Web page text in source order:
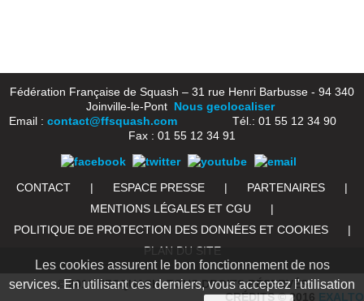
Fédération Française de Squash – 31 rue Henri Barbusse - 94 340
Joinville-le-Pont Nous geolocaliser
Email : contact@ffsquash.comTél.: 01 55 12 34 90
Fax : 01 55 12 34 91
CONTACT | ESPACE PRESSE | PARTENAIRES
|
MENTIONS LÉGALES ET CGU
|
POLITIQUE DE PROTECTION DES DONNÉES ET COOKIES
|
PLAN DU SITE
© 2016 FFSQUASH. TOUS DROITS RÉSERVÉS
CRÉDITS © 2016 EXALTO
Les cookies assurent le bon fonctionnement de nos
services. En utilisant ces derniers, vous acceptez l'utilisation